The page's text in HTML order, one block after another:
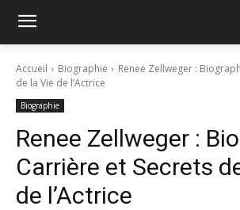
Accueil Biographie
Renee Zellweger :
de la Vie de l’Actrice
Biographie
Renee Zellweger :
Carrière et Secrets
de l’Actrice